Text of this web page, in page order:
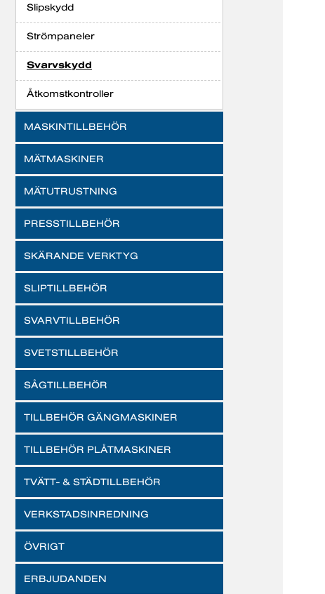
Slipskydd
Strömpaneler
Svarvskydd
Åtkomstkontroller
MASKINTILLBEHÖR
MÄTMASKINER
MÄTUTRUSTNING
PRESSTILLBEHÖR
SKÄRANDE VERKTYG
SLIPTILLBEHÖR
SVARVTILLBEHÖR
SVETSTILLBEHÖR
SÅGTILLBEHÖR
TILLBEHÖR GÄNGMASKINER
TILLBEHÖR PLÅTMASKINER
TVÄTT- & STÄDTILLBEHÖR
VERKSTADSINREDNING
ÖVRIGT
ERBJUDANDEN